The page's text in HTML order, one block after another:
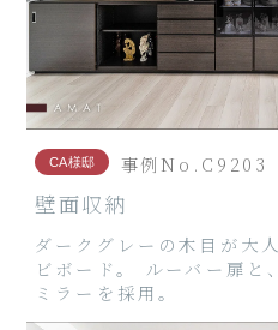
CA様邸 事例No.C9203
壁面収納
ダークグレーの木目が大
ビボード。 ルーバー扉と
ミラーを採用。